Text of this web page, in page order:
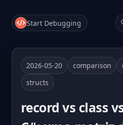
Start Debugging
2026-05-20 comparison
structs
record vs class